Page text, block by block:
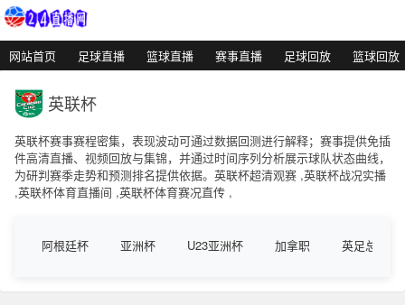
网站首页 足球直播 篮球直播 赛事直播 足球回放 篮球回放
英联杯
英联杯赛事赛程密集，表现波动可通过数据回测进行解释；赛事提供免插
件高清直播、视频回放与集锦，并通过时间序列分析展示球队状态曲线，
为研判赛季走势和预测排名提供依据。英联杯超清观赛 ,英联杯战况实播
,英联杯体育直播间 ,英联杯体育赛况直传 ,
阿根廷杯 亚洲杯 U23亚洲杯 加拿职 英足总杯